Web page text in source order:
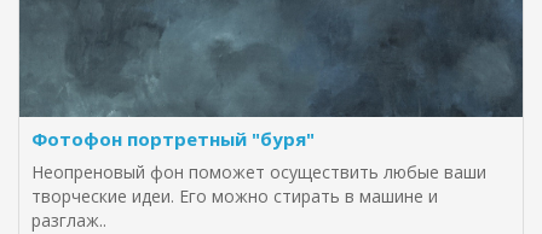
Фотофон портретный "буря"
Неопреновый фон поможет осуществить любые ваши
творческие идеи. Его можно стирать в машине и
разглаж..